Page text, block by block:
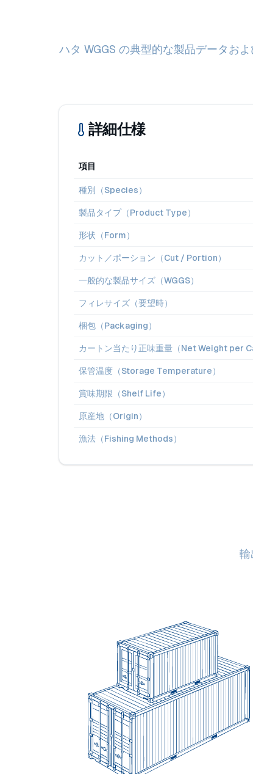
ハタ WGGS の典型的な製品データお
詳細仕様
項目
種別（Species）
製品タイプ（Product Type）
形状（Form）
カット／ポーション（Cut / Portion）
一般的な製品サイズ（WGGS）
フィレサイズ（要望時）
梱包（Packaging）
カートン当たり正味重量（Net Weight per
保管温度（Storage Temperature）
賞味期限（Shelf Life）
原産地（Origin）
漁法（Fishing Methods）
輸